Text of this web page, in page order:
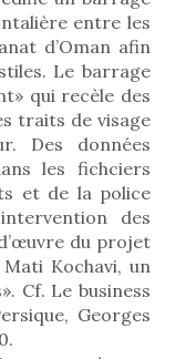
entre les
d’Oman afin
Le barrage
qui recèle des
traits de visage
Des données
les fichciers
et de la police
des
du projet
Kochavi, un
Cf. Le business
Georges